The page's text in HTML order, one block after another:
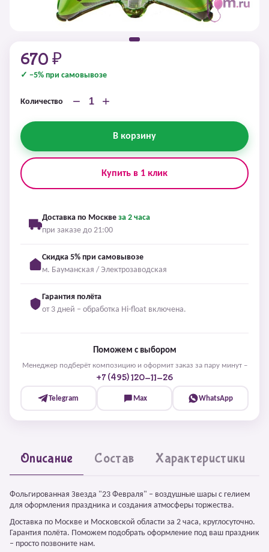
670 ₽
✓ −5% при самовывозе
Количество − +
В корзину
Купить в 1 клик
Доставка по Москве за 2 часа
при заказе до 21:00
Скидка 5% при самовывозе
м. Бауманская / Электрозаводская
Гарантия полёта
от 3 дней – обработка Hi-float включена.
Поможем с выбором
Менеджер подберёт композицию и оформит заказ за пару минут –
+7 (495) 120-11-26
Telegram Max WhatsApp
Описание Состав Характеристики
Фольгированная Звезда "23 Февраля" – воздушные шары с гелием
для оформления праздника и создания атмосферы торжества.
Доставка по Москве и Московской области за 2 часа, круглосуточно.
Гарантия полёта. Поможем подобрать оформление под ваш праздник
– просто позвоните нам.